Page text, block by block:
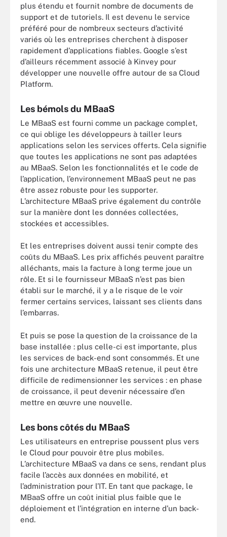
plus étendu et fournit nombre de documents de
support et de tutoriels. Il est devenu le service
préféré pour de nombreux secteurs d’activité
variés où les entreprises cherchent à disposer
rapidement d’applications fiables. Google s’est
d’ailleurs récemment associé à Kinvey pour
développer une nouvelle offre autour de sa Cloud
Platform.
Les bémols du MBaaS
Le MBaaS est fourni comme un package complet,
ce qui oblige les développeurs à tailler leurs
applications selon les services offerts. Cela signifie
que toutes les applications ne sont pas adaptées
au MBaaS. Selon les fonctionnalités et le code de
l’application, l’environnement MBaaS peut ne pas
être assez robuste pour les supporter.
L’architecture MBaaS prive également du contrôle
sur la manière dont les données collectées,
stockées et accessibles.
Et les entreprises doivent aussi tenir compte des
coûts du MBaaS. Les prix affichés peuvent paraître
alléchants, mais la facture à long terme joue un
rôle. Et si le fournisseur MBaaS n’est pas bien
établi sur le marché, il y a le risque de le voir
fermer certains services, laissant ses clients dans
l’embarras.
Et puis se pose la question de la croissance de la
base installée : plus celle-ci est importante, plus
les services de back-end sont consommés. Et une
fois une architecture MBaaS retenue, il peut être
difficile de redimensionner les services : en phase
de croissance, il peut devenir nécessaire d’en
mettre en œuvre une nouvelle.
Les bons côtés du MBaaS
Les utilisateurs en entreprise poussent plus vers
le Cloud pour pouvoir être plus mobiles.
L’architecture MBaaS va dans ce sens, rendant plus
facile l’accès aux données en mobilité, et
l’administration pour l’IT. En tant que package, le
MBaaS offre un coût initial plus faible que le
déploiement et l’intégration en interne d’un back-
end.